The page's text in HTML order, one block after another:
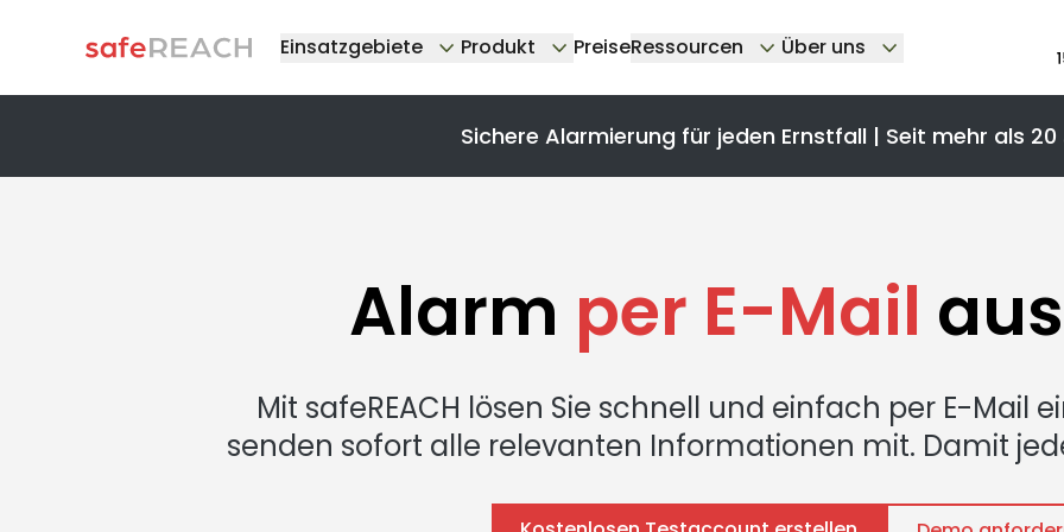
Einsatzgebiete Produkt PreiseRessourcen Über uns
Sichere Alarmierung für jeden Ernstfall | Seit mehr als 20
Alarm per E-Mail
Mit safeREACH lösen Sie schnell und einfach per E-Mail
senden sofort alle relevanten Informationen mit. Damit